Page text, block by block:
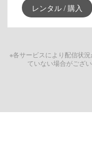
レンタル / 購入
※各サービスにより配信状
ていない場合がござ